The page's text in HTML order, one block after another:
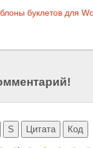
буклетов для
S Цитата Код